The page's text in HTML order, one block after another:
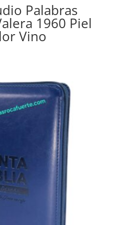
Palabras
1960 Piel
Vino